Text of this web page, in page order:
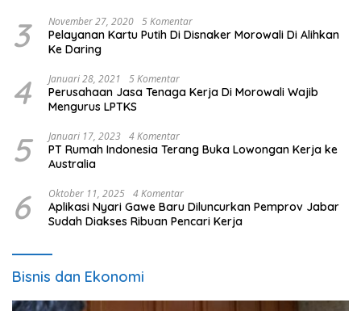
3 November 27, 2020 5 Komentar
Pelayanan Kartu Putih Di Disnaker Morowali Di Alihkan
Ke Daring
4 Januari 28, 2021 5 Komentar
Perusahaan Jasa Tenaga Kerja Di Morowali Wajib
Mengurus LPTKS
5 Januari 17, 2023 4 Komentar
PT Rumah Indonesia Terang Buka Lowongan Kerja ke
Australia
6 Oktober 11, 2025 4 Komentar
Aplikasi Nyari Gawe Baru Diluncurkan Pemprov Jabar
Sudah Diakses Ribuan Pencari Kerja
Bisnis dan Ekonomi